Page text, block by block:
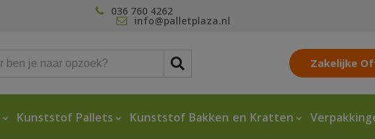
036 760 4262
info@palletplaza.nl
Zakelijke
Kunststof Pallets Kunststof Bakken en Kratten